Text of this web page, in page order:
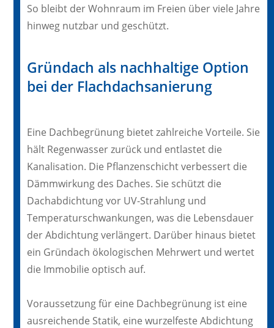
So bleibt der Wohnraum im Freien über viele Jahre
hinweg nutzbar und geschützt.
Gründach als nachhaltige Option
bei der Flachdachsanierung
Eine Dachbegrünung bietet zahlreiche Vorteile. Sie
hält Regenwasser zurück und entlastet die
Kanalisation. Die Pflanzenschicht verbessert die
Dämmwirkung des Daches. Sie schützt die
Dachabdichtung vor UV-Strahlung und
Temperaturschwankungen, was die Lebensdauer
der Abdichtung verlängert. Darüber hinaus bietet
ein Gründach ökologischen Mehrwert und wertet
die Immobilie optisch auf.
Voraussetzung für eine Dachbegrünung ist eine
ausreichende Statik, eine wurzelfeste Abdichtung